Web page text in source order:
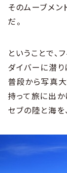
そのムーブメン
だ。
ということで、
ダイバーに潜り
普段から写真
持って旅に出か
セブの陸と海を